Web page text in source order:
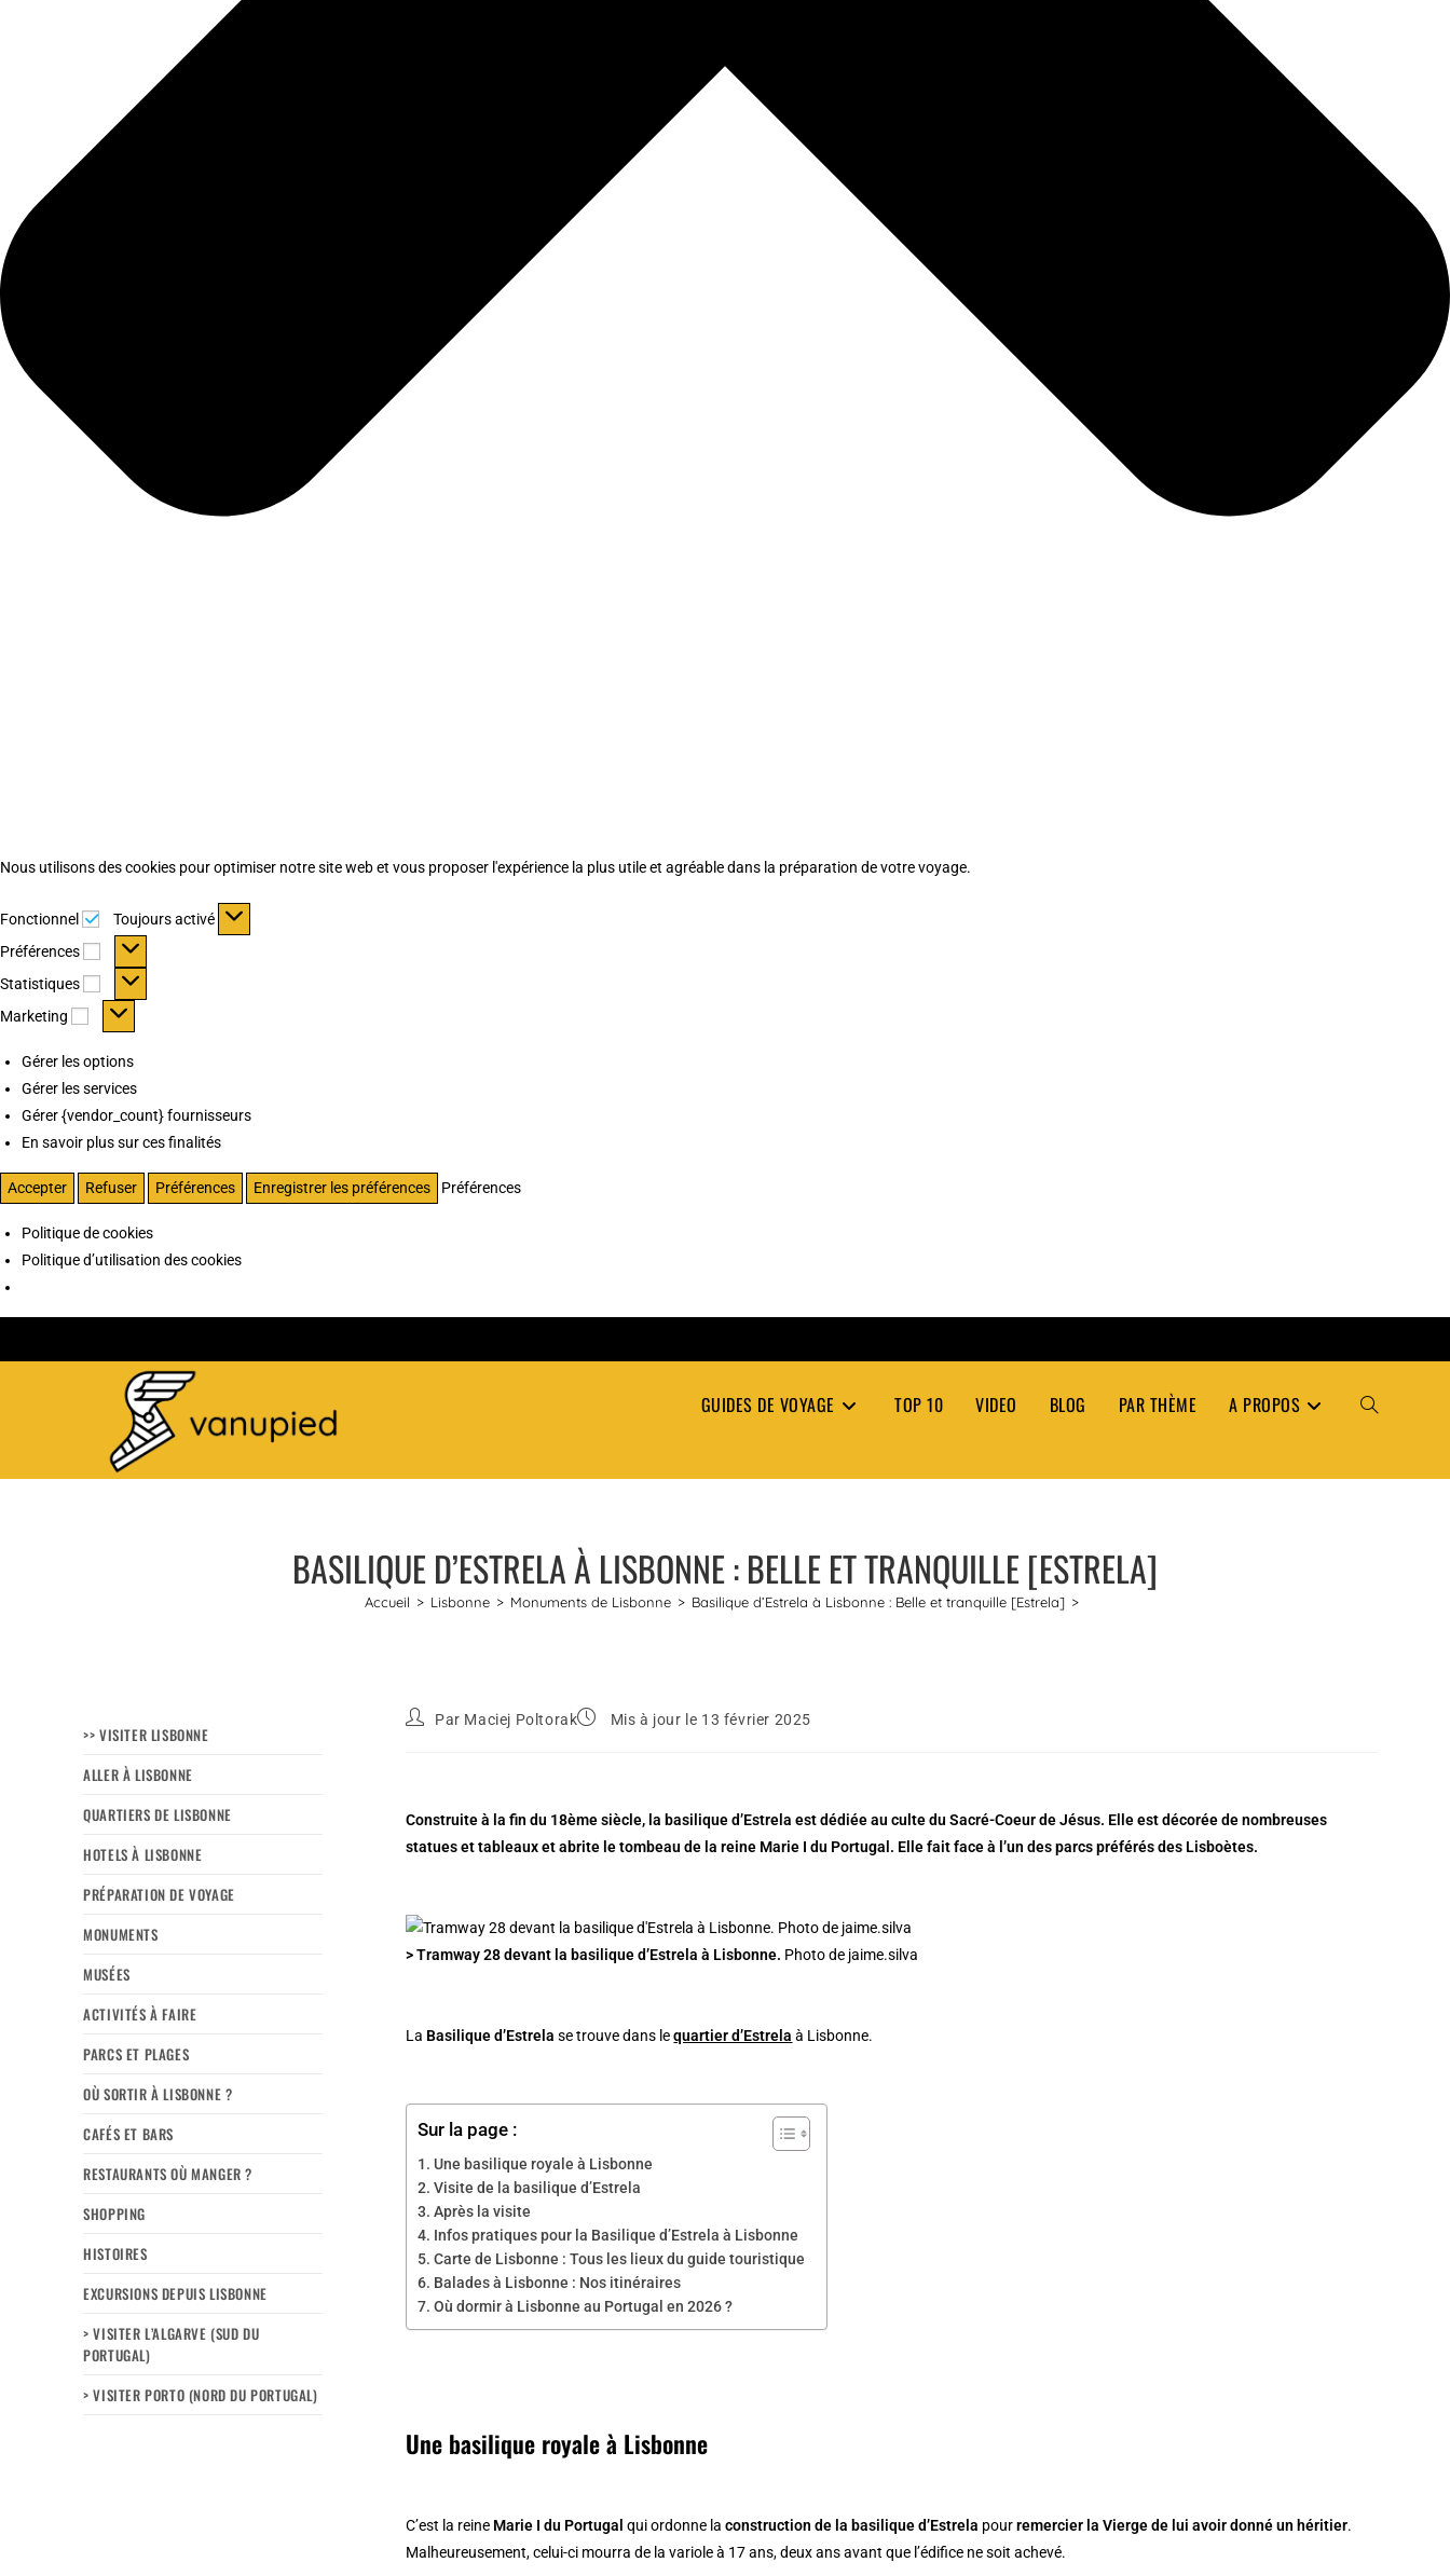
Nous utilisons des cookies pour optimiser notre site web et vous proposer l'expérience la plus utile et agréable dans la préparation de votre voyage.
Fonctionnel Fonctionnel
Toujours activé
Préférences
Préférences
Statistiques Statistiques
Marketing Marketing
Gérer les options
Gérer les services
Gérer {vendor_count} fournisseurs
En savoir plus sur ces finalités
Accepter Refuser Préférences Enregistrer les préférences Préférences
Politique de cookies
Politique d’utilisation des cookies
GUIDES DE VOYAGE TOP 10 VIDEO BLOG PAR THÈME A PROPOS TOGGLE
BASILIQUE D’ESTRELA À LISBONNE : BELLE ET TRANQUILLE [ESTRELA]
Accueil > Lisbonne > Monuments de Lisbonne > Basilique d’Estrela à Lisbonne : Belle et tranquille [Estrela] >
>> VISITER LISBONNE
ALLER À LISBONNE
QUARTIERS DE LISBONNE
HOTELS À LISBONNE
PRÉPARATION DE VOYAGE
MONUMENTS
MUSÉES
ACTIVITÉS À FAIRE
PARCS ET PLAGES
OÙ SORTIR À LISBONNE ?
CAFÉS ET BARS
RESTAURANTS OÙ MANGER ?
SHOPPING
HISTOIRES
EXCURSIONS DEPUIS LISBONNE
> VISITER L’ALGARVE (SUD DU
PORTUGAL)
> VISITER PORTO (NORD DU PORTUGAL)
Par Maciej Poltorak Mis à jour le 13 février 2025
Construite à la fin du 18ème siècle, la basilique d’Estrela est dédiée au culte du Sacré-Coeur de Jésus. Elle est décorée de nombreuses
statues et tableaux et abrite le tombeau de la reine Marie I du Portugal. Elle fait face à l’un des parcs préférés des Lisboètes.
> Tramway 28 devant la basilique d’Estrela à Lisbonne. Photo de jaime.silva
La Basilique d’Estrela se trouve dans lequartier d’Estrela à Lisbonne.
Sur la page :
Une basilique royale à Lisbonne
Visite de la basilique d’Estrela
Après la visite
Infos pratiques pour la Basilique d’Estrela à Lisbonne
Carte de Lisbonne : Tous les lieux du guide touristique
Balades à Lisbonne : Nos itinéraires
Où dormir à Lisbonne au Portugal en 2026 ?
Une basilique royale à Lisbonne
C’est la reine Marie I du Portugal qui ordonne laconstruction de la basilique d’Estrela pourremercier la Vierge de lui avoir donné un héritier.
Malheureusement, celui-ci mourra de la variole à 17 ans, deux ans avant que l’édifice ne soit achevé.